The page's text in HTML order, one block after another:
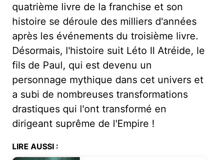
quatrième livre de la franchise et son
histoire se déroule des milliers d'années
après les événements du troisième livre.
Désormais, l'histoire suit Léto II Atréide, le
fils de Paul, qui est devenu un
personnage mythique dans cet univers et
a subi de nombreuses transformations
drastiques qui l'ont transformé en
dirigeant suprême de l'Empire !
LIRE AUSSI :